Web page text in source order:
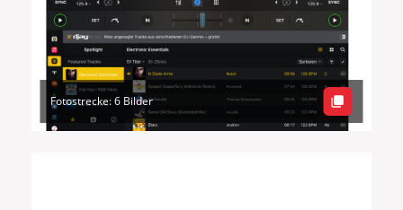
Fotostrecke: 6 Bilder